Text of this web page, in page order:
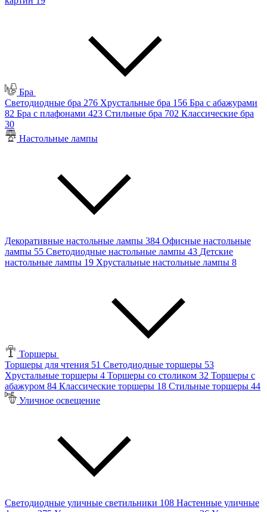
Бра
Светодиодные бра 276 Хрустальные бра 156 Бра с абажурами
82 Бра с плафонами 423 Стильные бра 702 Классические бра
30
Настольные лампы
Декоративные настольные лампы 384 Офисные настольные
лампы 55 Светодиодные настольные лампы 43 Детские
настольные лампы 19 Хрустальные настольные лампы 8
Торшеры
Торшеры для чтения 51 Светодиодные торшеры 53
Хрустальные торшеры 4 Торшеры со столиком 32 Торшеры с
абажуром 84 Классические торшеры 18 Стильные торшеры 44
Уличное освещение
Светодиодные уличные светильники 108 Настенные уличные